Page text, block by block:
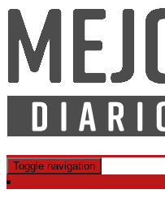
MEJOR UNO
DIARIO DIGITAL
Toggle navigation